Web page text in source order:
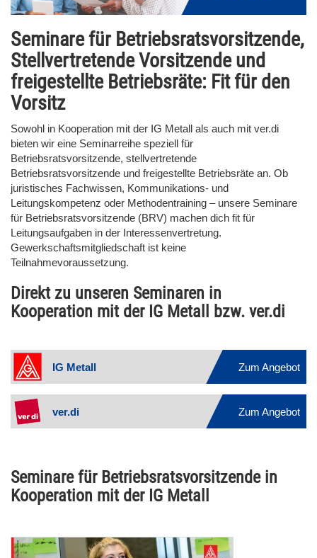
Seminare für Betriebsratsvorsitzende,
Stellvertretende Vorsitzende und
freigestellte Betriebsräte: Fit für den
Vorsitz
Sowohl in Kooperation mit der IG Metall als auch mit ver.di
bieten wir eine Seminarreihe speziell für
Betriebsratsvorsitzende, stellvertretende
Betriebsratsvorsitzende und freigestellte Betriebsräte an. Ob
juristisches Fachwissen, Kommunikations- und
Leitungskompetenz oder Methodentraining – unsere Seminare
für Betriebsratsvorsitzende (BRV) machen dich fit für
Leitungsaufgaben in der Interessenvertretung.
Gewerkschaftsmitgliedschaft ist keine
Teilnahmevoraussetzung.
Direkt zu unseren Seminaren in
Kooperation mit der IG Metall bzw. ver.di
IG Metall Zum Angebot
ver.di Zum Angebot
Seminare für Betriebsratsvorsitzende in
Kooperation mit der IG Metall